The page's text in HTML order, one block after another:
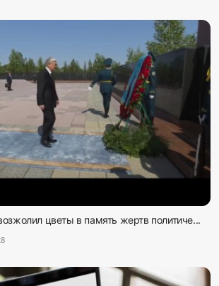
цветы в память жертв политиче...